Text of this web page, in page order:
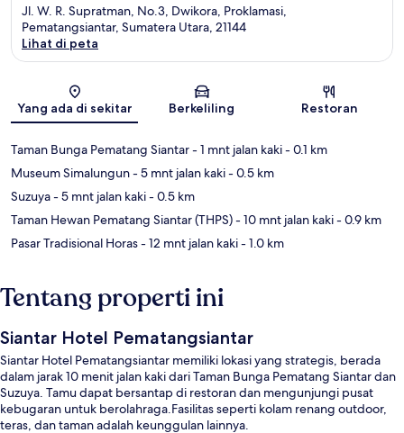
Jl. W. R. Supratman, No.3, Dwikora, Proklamasi,
Pematangsiantar, Sumatera Utara, 21144
Lihat di peta
Yang ada di sekitar Berkeliling Restoran
Taman Bunga Pematang Siantar- 1 mnt jalan kaki- 0.1 km
Museum Simalungun- 5 mnt jalan kaki- 0.5 km
Suzuya- 5 mnt jalan kaki- 0.5 km
Taman Hewan Pematang Siantar (THPS)- 10 mnt jalan kaki- 0.9 km
Pasar Tradisional Horas- 12 mnt jalan kaki- 1.0 km
Tentang properti ini
Siantar Hotel Pematangsiantar
Siantar Hotel Pematangsiantar memiliki lokasi yang strategis, berada
dalam jarak 10 menit jalan kaki dari Taman Bunga Pematang Siantar dan
Suzuya. Tamu dapat bersantap di restoran dan mengunjungi pusat
kebugaran untuk berolahraga.Fasilitas seperti kolam renang outdoor,
teras, dan taman adalah keunggulan lainnya.